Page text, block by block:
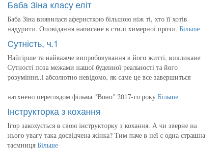
Баба Зіна класу еліт
Баба Зіна виявилася аферисткою більшою ніж ті, хто її хотів
надурити. Оповідання написане в стилі химерної прози. Більше
Сутність, ч.1
Найгірше та найважче випробовування в його житті, викликане
Сутності поза межами нашої буденної реальності та його
розуміння..і абсолютно невідомо, як саме це все завершиться
натхнено переглядом фільма "Воно" 2017-го року Більше
Інструкторка з кохання
Ігор закохується в свою інструкторку з кохання. А чи зверне на
нього увагу така досвідчена жінка? Тим паче в неї є одна страшна
таємниця Більше